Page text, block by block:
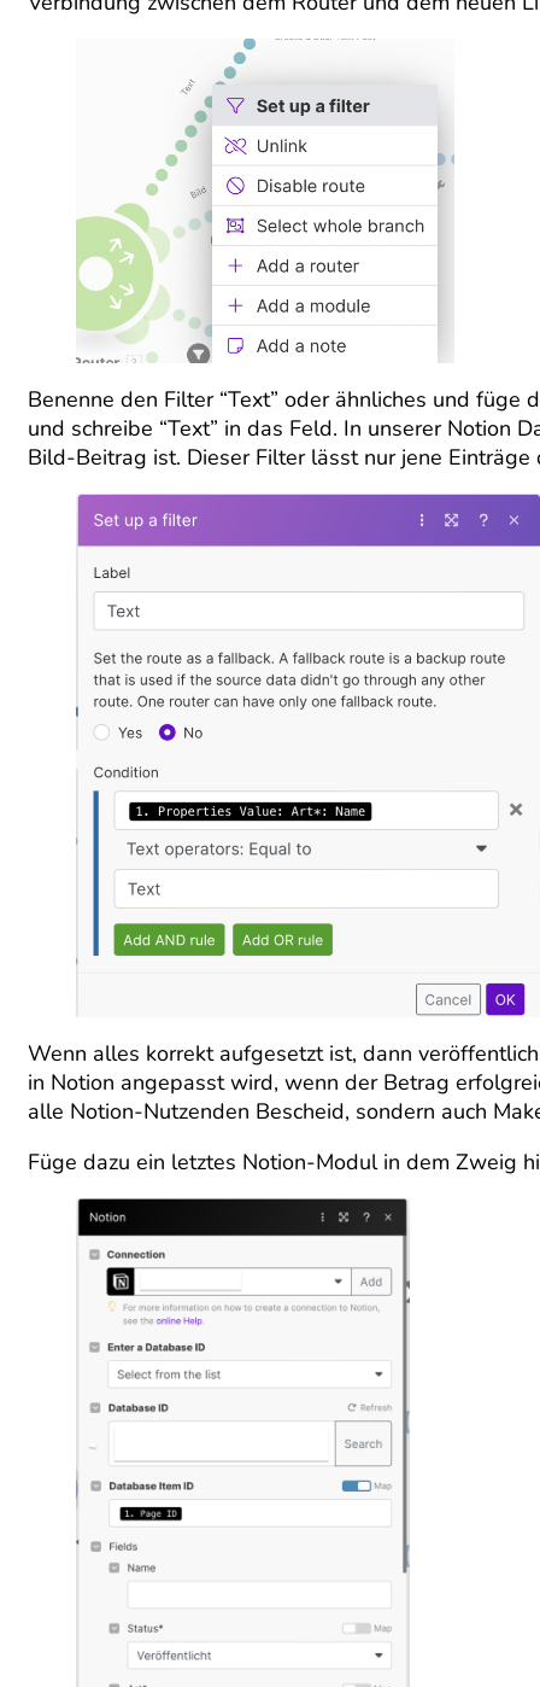
Benenne den Filter “Text” oder ähnliches und füge
und schreibe “Text” in das Feld. In unserer Notion
Bild-Beitrag ist. Dieser Filter lässt nur jene
Wenn alles korrekt aufgesetzt ist, dann
in Notion angepasst wird, wenn der Betrag
alle Notion-Nutzenden Bescheid, sondern auch
Füge dazu ein letztes Notion-Modul in dem Zweig